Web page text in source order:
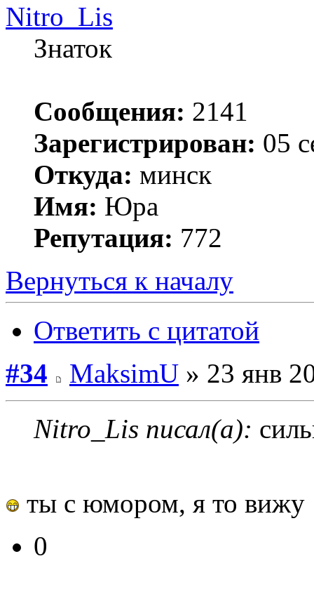
Nitro_Lis
Знаток
Сообщения: 2141
Зарегистрирован: 05
Откуда: минск
Имя: Юра
Репутация: 772
Вернуться к началу
Ответить с цитатой
#34
MaksimU » 23 янв
Nitro_Lis писал(а):
ты с юмором, я то вижу
0